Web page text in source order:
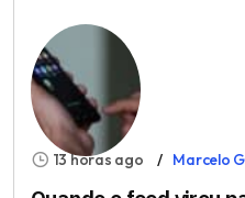
13 horas ago Marcelo